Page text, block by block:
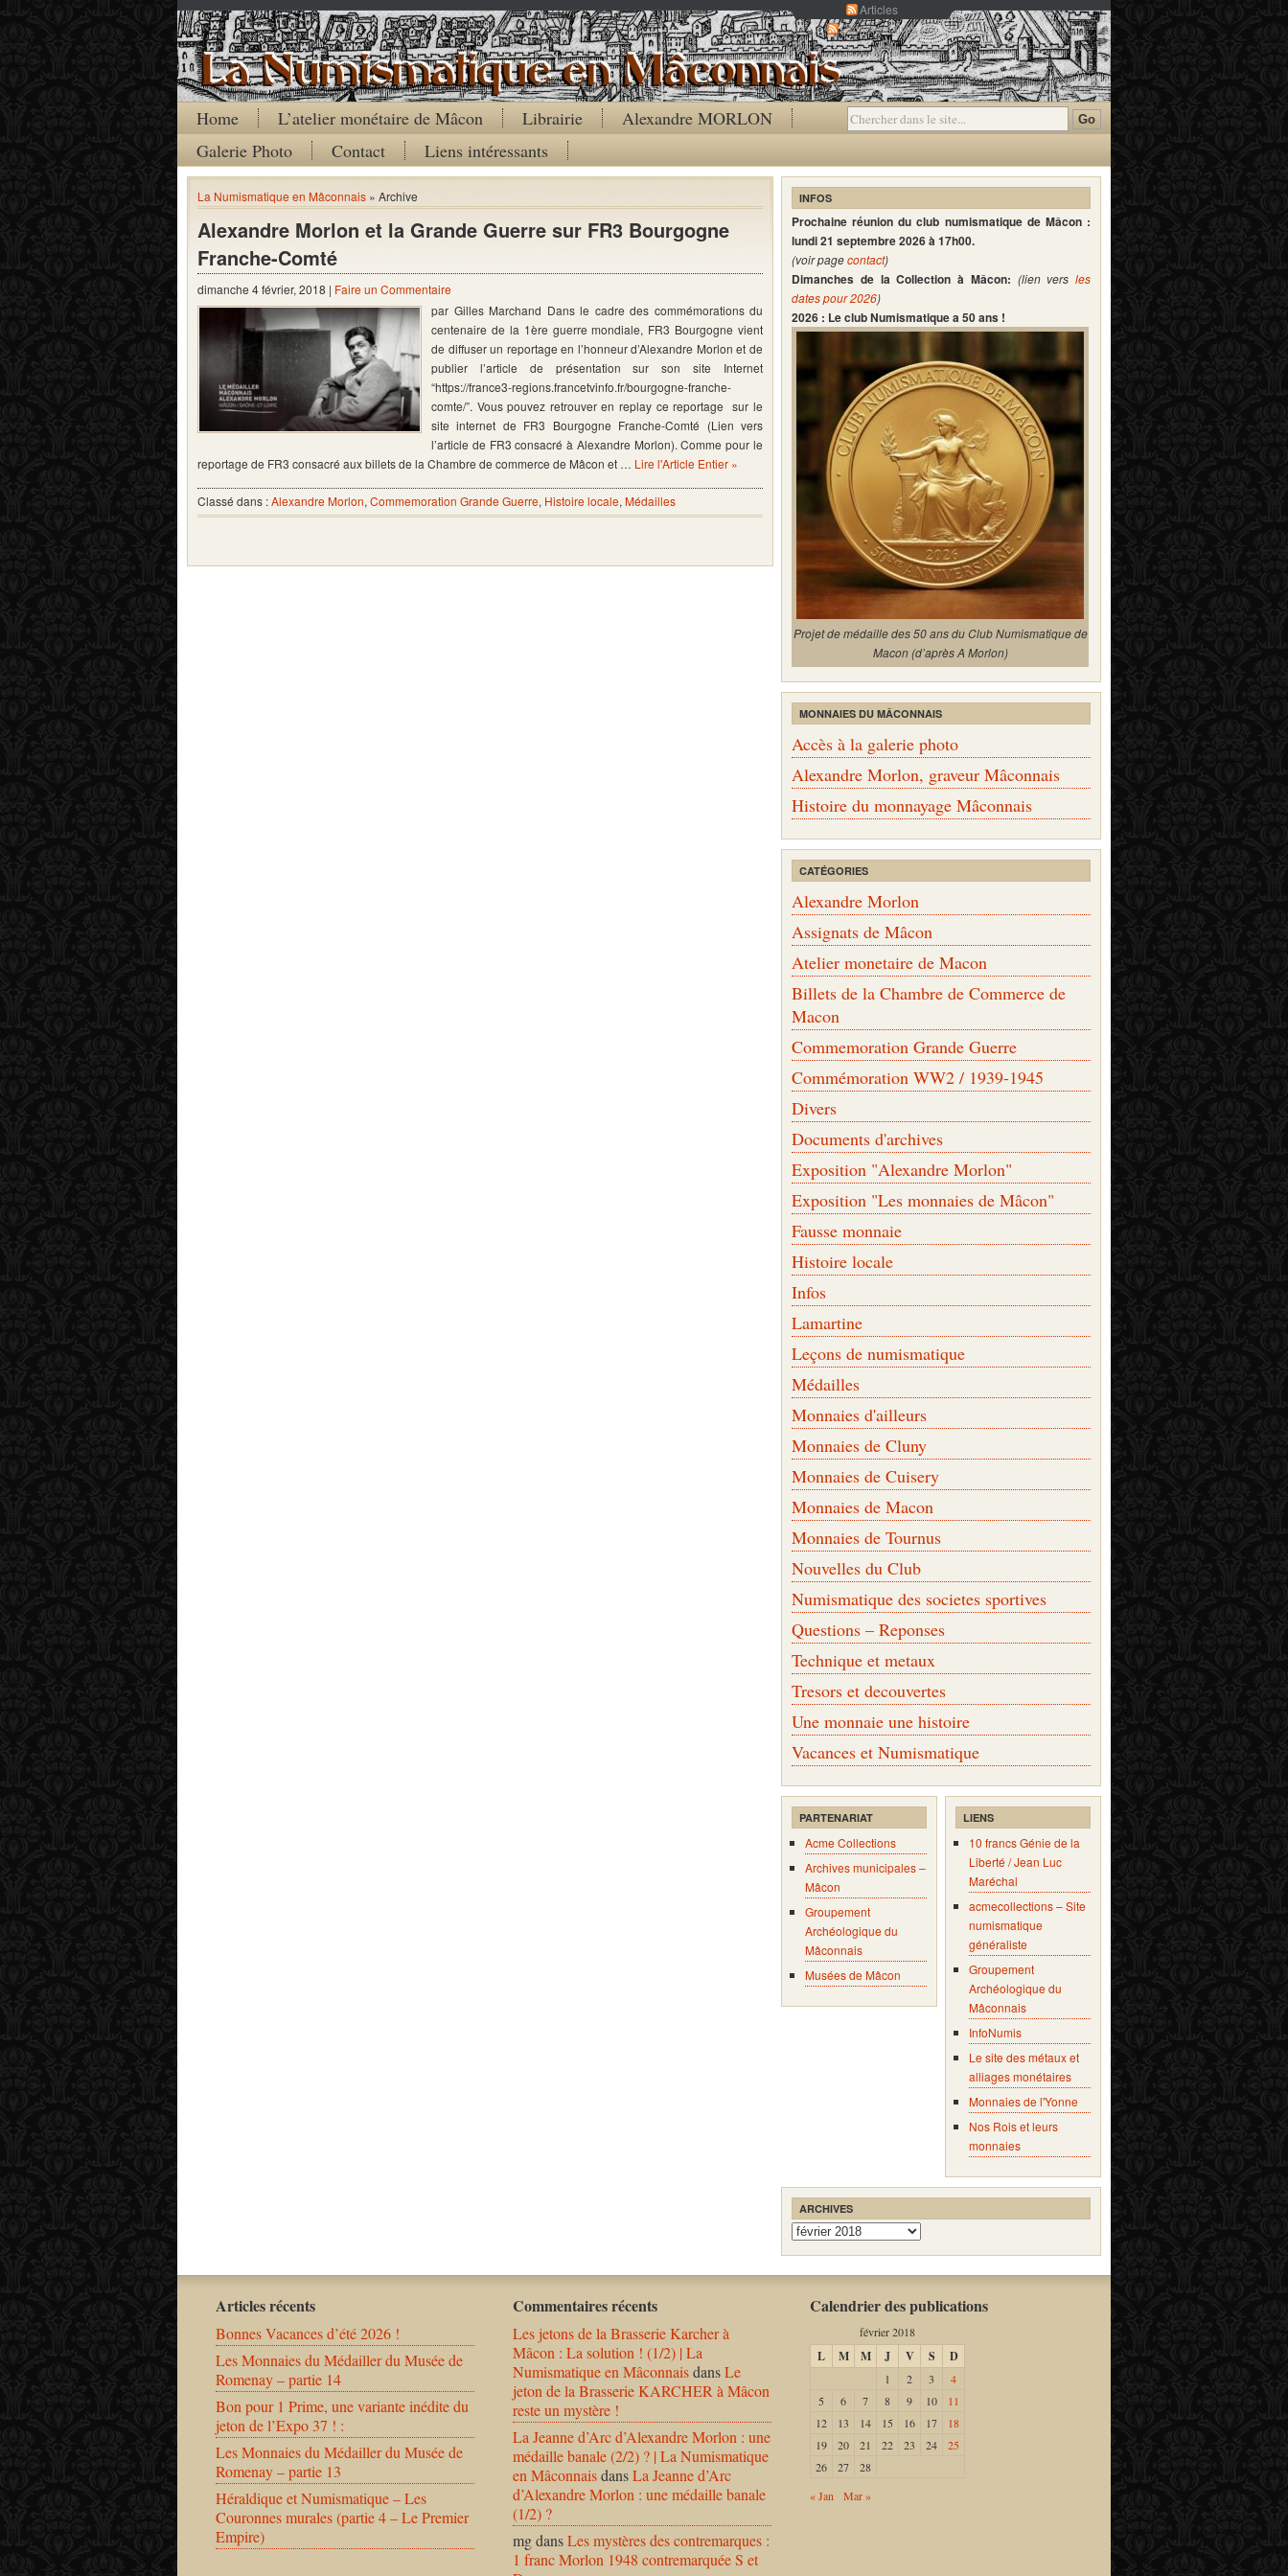
Articles
Commentaires
Home L’atelier monétaire de Mâcon Librairie
Alexandre MORLON
Galerie Photo
Contact Liens intéressants
La Numismatique en Mâconnais » Archive
Alexandre Morlon et la Grande Guerre sur FR3 Bourgogne
Franche-Comté
dimanche 4 février, 2018 | Faire un Commentaire
par Gilles Marchand Dans le cadre des commémorations du
centenaire de la 1ère guerre mondiale, FR3 Bourgogne vient
de diffuser un reportage en l’honneur d’Alexandre Morlon et de
publier l’article de présentation sur son site Internet
“https://france3-regions.francetvinfo.fr/bourgogne-franche-
comte/”. Vous pouvez retrouver en replay ce reportage sur le
site internet de FR3 Bourgogne Franche-Comté (Lien vers
l’article de FR3 consacré à Alexandre Morlon). Comme pour le
reportage de FR3 consacré aux billets de la Chambre de commerce de Mâcon et … Lire l'Article Entier »
Classé dans :Alexandre Morlon, Commemoration Grande Guerre, Histoire locale, Médailles
INFOS
Prochaine réunion du club numismatique de Mâcon :
lundi 21 septembre 2026 à 17h00.
(voir pagecontact)
Dimanches de la Collection à Mâcon: (lien vers les
dates pour 2026)
2026 : Le club Numismatique a 50 ans !
Projet de médaille des 50 ans du Club Numismatique de
Macon (d’après A Morlon)
MONNAIES DU MÂCONNAIS
Accès à la galerie photo
Alexandre Morlon, graveur Mâconnais
Histoire du monnayage Mâconnais
CATÉGORIES
Alexandre Morlon
Assignats de Mâcon
Atelier monetaire de Macon
Billets de la Chambre de Commerce de
Macon
Commemoration Grande Guerre
Commémoration WW2 / 1939-1945
Divers
Documents d'archives
Exposition "Alexandre Morlon"
Exposition "Les monnaies de Mâcon"
Fausse monnaie
Histoire locale
Infos
Lamartine
Leçons de numismatique
Médailles
Monnaies d'ailleurs
Monnaies de Cluny
Monnaies de Cuisery
Monnaies de Macon
Monnaies de Tournus
Nouvelles du Club
Numismatique des societes sportives
Questions – Reponses
Technique et metaux
Tresors et decouvertes
Une monnaie une histoire
Vacances et Numismatique
PARTENARIAT
Acme Collections
Archives municipales –
Mâcon
Groupement
Archéologique du
Mâconnais
Musées de Mâcon
LIENS
10 francs Génie de la
Liberté / Jean Luc
Maréchal
acmecollections – Site
numismatique
généraliste
Groupement
Archéologique du
Mâconnais
InfoNumis
Le site des métaux et
alliages monétaires
Monnaies de l'Yonne
Nos Rois et leurs
monnaies
ARCHIVES
Archives
Articles récents
Bonnes Vacances d’été 2026 !
Les Monnaies du Médailler du Musée de
Romenay – partie 14
Bon pour 1 Prime, une variante inédite du
jeton de l’Expo 37 ! :
Les Monnaies du Médailler du Musée de
Romenay – partie 13
Héraldique et Numismatique – Les
Couronnes murales (partie 4 – Le Premier
Empire)
Commentaires récents
Les jetons de la Brasserie Karcher à
Mâcon : La solution ! (1/2) | La
Numismatique en MâconnaisdansLe
jeton de la Brasserie KARCHER à Mâcon
reste un mystère !
La Jeanne d’Arc d’Alexandre Morlon : une
médaille banale (2/2) ? | La Numismatique
en MâconnaisdansLa Jeanne d’Arc
d’Alexandre Morlon : une médaille banale
(1/2) ?
mgdansLes mystères des contremarques :
1 franc Morlon 1948 contremarquée S et
Calendrier des publications
février 2018
L M M J V S D
1 2 3
4
5
6 7 8 9 10
11
12
13 14 15 16 17
18
19
20 21 22 23 24
25
26
27
28
« Jan
Mar »